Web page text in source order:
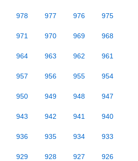
978 977 976 975
971 970 969 968
964 963 962 961
957 956 955 954
950 949 948 947
943 942 941 940
936 935 934 933
929 928 927 926